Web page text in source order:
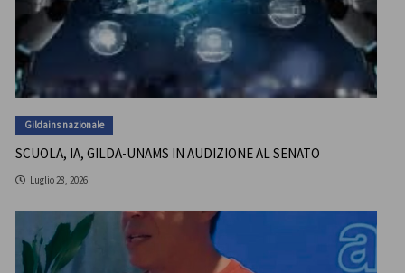
Gildains nazionale
SCUOLA, IA, GILDA-UNAMS IN AUDIZIONE AL SENATO
Luglio 28, 2026